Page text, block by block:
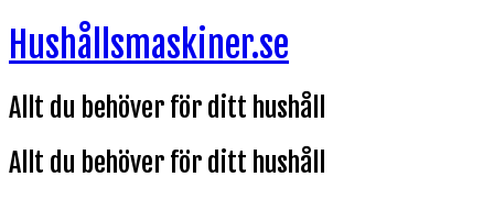
Hoppa
till
Hushållsmaskiner.se
Allt du behöver för ditt hushåll
Allt du behöver för ditt hushåll